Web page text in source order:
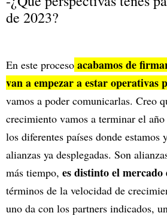
de 2023?
En este proceso acabamos de
van a empezar a estar operativas
vamos a poder comunicarlas. Creo
crecimiento vamos a terminar el
los diferentes países donde estamos
alianzas ya desplegadas. Son
más tiempo, es distinto el
términos de la velocidad de
uno da con los partners indicados,